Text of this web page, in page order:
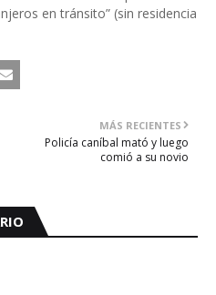
en tránsito” (sin residencia
MÁS RECIENTES
Policía caníbal mató y luego
comió a su novio